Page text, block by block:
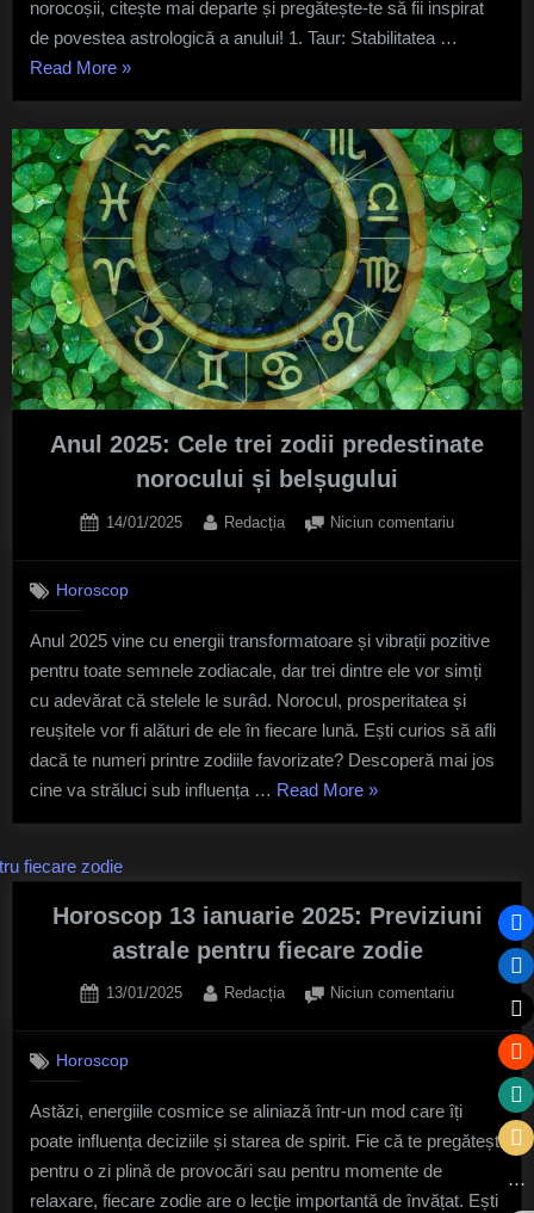
în
2025
norocoșii, citește mai departe și pregătește-te să fii inspirat
de povestea astrologică a anului! 1. Taur: Stabilitatea …
Read More„Trei
care
vor
avea
noroc
nelimitat
în
dragoste
în
2025”
»
Anul 2025: Cele trei zodii predestinate
norocului și belșugului
Posted
14/01/2025 By
Redacția Niciun comentariula
zodii
norocului
și
Horoscop
Anul 2025 vine cu energii transformatoare și vibrații pozitive
pentru toate semnele zodiacale, dar trei dintre ele vor simți
cu adevărat că stelele le surâd. Norocul, prosperitatea și
reușitele vor fi alături de ele în fiecare lună. Ești curios să afli
dacă te numeri printre zodiile favorizate? Descoperă mai jos
cine va străluci sub influența … Read More„Anul
trei
zodii
predestinate
și
»
Horoscop 13 ianuarie 2025: Previziuni
astrale pentru fiecare zodie
Posted
13/01/2025 By
Redacția Niciun comentariula
Horoscop
ianuarie
Previziuni
astrale
fiecare
Horoscop
Astăzi, energiile cosmice se aliniază într-un mod care îți
poate influența deciziile și starea de spirit. Fie că te pregătești
pentru o zi plină de provocări sau pentru momente de
relaxare, fiecare zodie are o lecție importantă de învățat. Ești